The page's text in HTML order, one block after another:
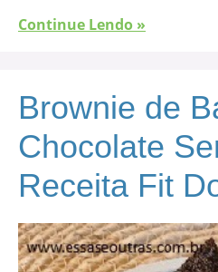
Continue Lendo »
Brownie de
Chocolate
Receita Fit